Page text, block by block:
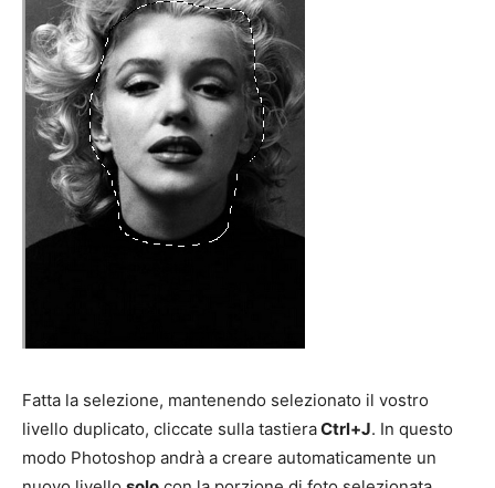
Fatta la selezione, mantenendo selezionato il vostro
livello duplicato, cliccate sulla tastieraCtrl+J. In questo
modo Photoshop andrà a creare automaticamente un